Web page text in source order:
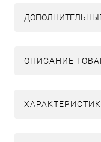
ОПИСАНИЕ